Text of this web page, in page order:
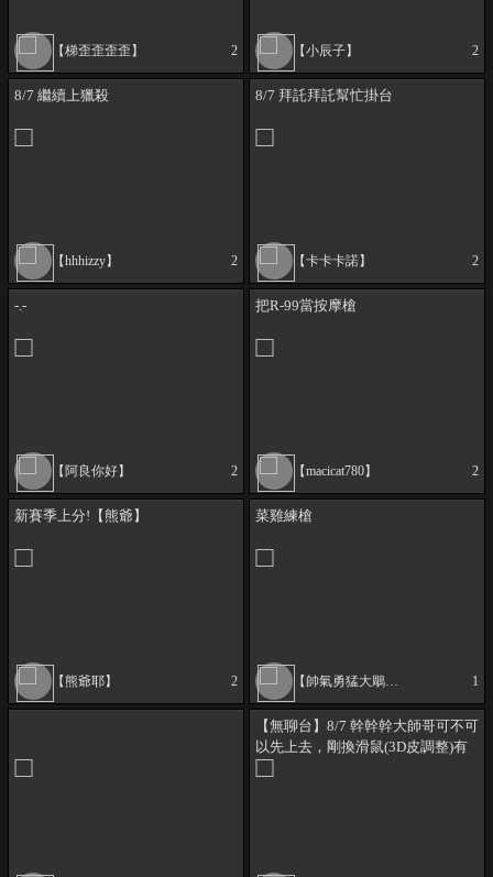
【梯歪歪歪歪】 2 【小辰子】 2
8/7 繼續上獵殺
【hhhizzy】 2
8/7 拜託拜託幫忙掛台
【卡卡卡諾】 2
-.-
【阿良你好】 2
把R-99當按摩槍
【macicat780】 2
新賽季上分!【熊爺】
【熊爺耶】 2
菜雞練槍
【帥氣勇猛大鵰哥】 1
【無聊台】8/7 幹幹幹大師哥可不可
以先上去，剛換滑鼠(3D皮調整)有